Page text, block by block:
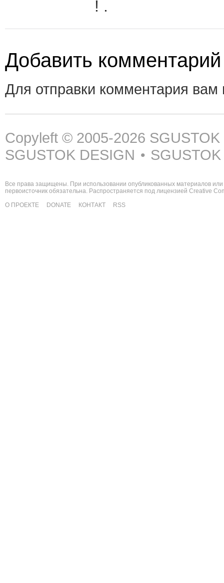
! .
Добавить комментарий
Для отправки комментария
Copyleft © 2005-2026
SGUSTOK DESIGN •
Все права защищены. При использовании опубликованных материалов
первоисточник обязательна. Распространяется под лицензией Creative
О ПРОЕКТЕ
DONATE КОНТАКТ RSS